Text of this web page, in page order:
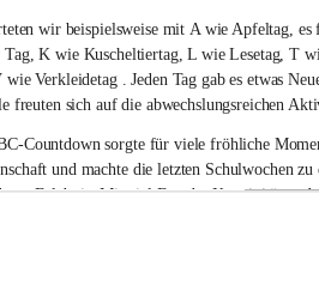
wir beispielsweise mit A wie Apfeltag, es
Tag, K wie Kuscheltiertag, L wie Lesetag, T
wie Verkleidetag . Jeden Tag gab es etwas
freuten sich auf die abwechslungsreichen
Countdown sorgte für viele fröhliche
und machte die letzten Schulwochen
Erlebnis. Mit viel Freude, Kreativität und